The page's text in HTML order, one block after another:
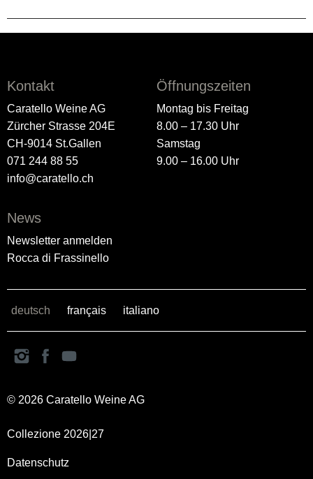
Kontakt
Caratello Weine AG
Zürcher Strasse 204E
CH-9014 St.Gallen
071 244 88 55
info@caratello.ch
Öffnungszeiten
Montag bis Freitag
8.00 – 17.30 Uhr
Samstag
9.00 – 16.00 Uhr
News
Newsletter anmelden
Rocca di Frassinello
deutsch français italiano
© 2026 Caratello Weine AG
Collezione 2026|27
Datenschutz